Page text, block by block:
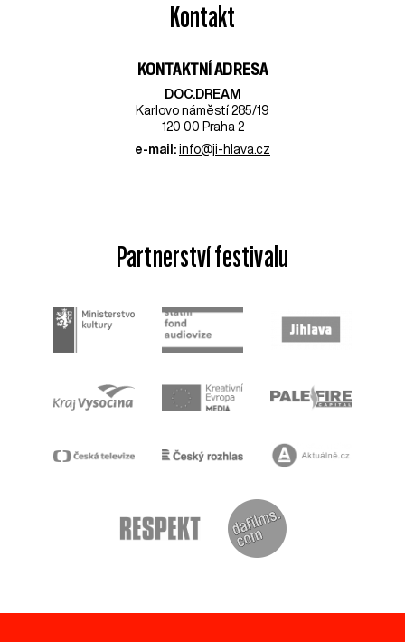
Kontakt
KONTAKTNÍ ADRESA
DOC.DREAM​
Karlovo náměstí 285/19
120 00 Praha 2
e-mail: info@ji-hlava.cz
Partnerství festivalu